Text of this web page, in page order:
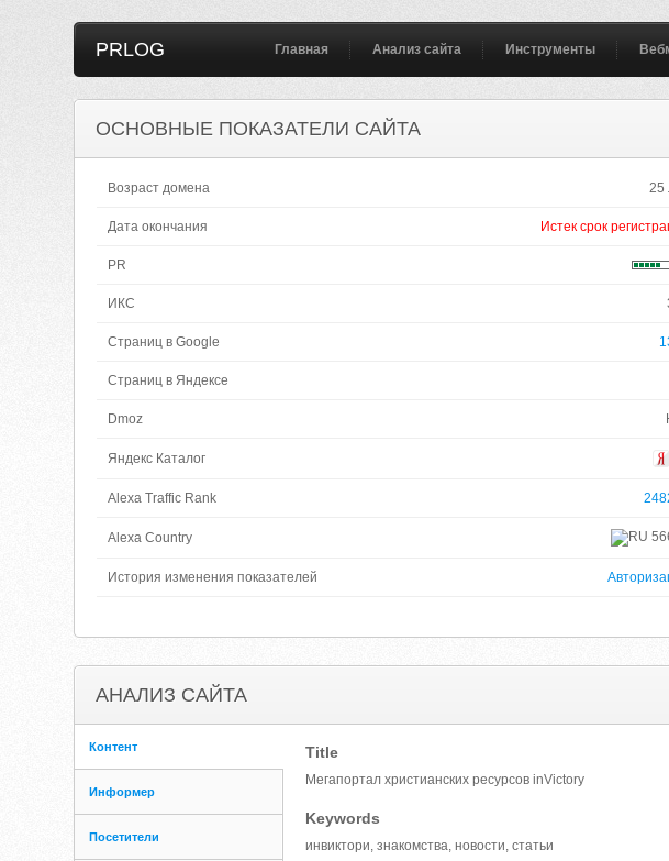
PRLOG Главная Анализ сайта Инструменты
ОСНОВНЫЕ ПОКАЗАТЕЛИ САЙТА
Возраст домена 25
Дата окончания Истек срок
PR
ИКС
Страниц в Google
Страниц в Яндексе
Dmoz
Яндекс Каталог
Alexa Traffic Rank
Alexa Country
История изменения показателей
АНАЛИЗ САЙТА
Контент
Информер
Посетители
Title
Мегапортал христианских ресурсов inVictory
Keywords
инвиктори, знакомства, новости, статьи